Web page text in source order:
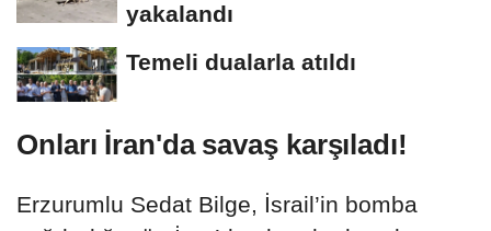
yakalandı
Temeli dualarla atıldı
Onları İran'da savaş karşıladı!
Erzurumlu Sedat Bilge, İsrail’in bomba